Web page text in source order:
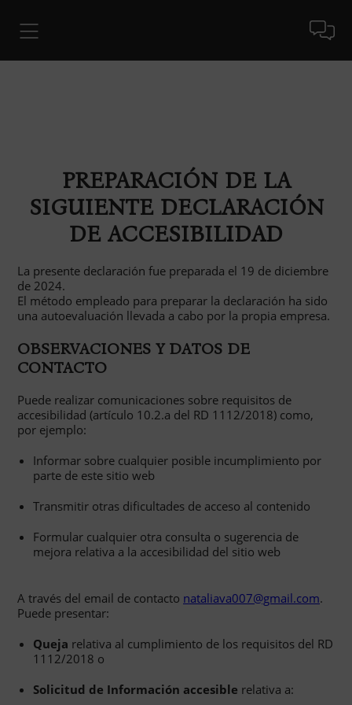
PREPARACIÓN DE LA
SIGUIENTE DECLARACIÓN
DE ACCESIBILIDAD
La presente declaración fue preparada el 19 de diciembre
de 2024.
El método empleado para preparar la declaración ha sido
una autoevaluación llevada a cabo por la propia empresa.
OBSERVACIONES Y DATOS DE
CONTACTO
Puede realizar comunicaciones sobre requisitos de
accesibilidad (artículo 10.2.a del RD 1112/2018) como,
por ejemplo:
Informar sobre cualquier posible incumplimiento por
parte de este sitio web
Transmitir otras dificultades de acceso al contenido
Formular cualquier otra consulta o sugerencia de
mejora relativa a la accesibilidad del sitio web
A través del email de contacto nataliava007@gmail.com.
Puede presentar:
Queja relativa al cumplimiento de los requisitos del RD
1112/2018 o
Solicitud de Información accesible relativa a: